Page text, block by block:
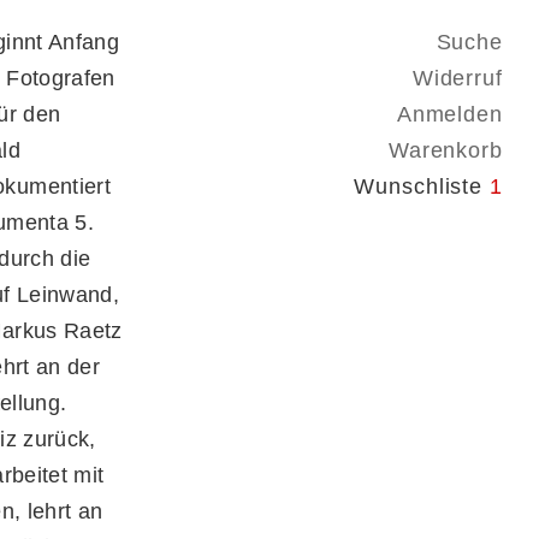
Suche
Widerruf
Anmelden
Warenkorb
Wunschliste 1
Anfang
den
5.
die
Leinwand,
Raetz
an der
zurück,
mit
lehrt an